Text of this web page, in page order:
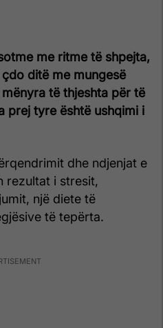
me ritme të shpejta,
ditë me mungesë
të thjeshta për të
prej tyre është ushqimi i
dhe ndjenjat e
rezultat i stresit,
një diete të
të tepërta.